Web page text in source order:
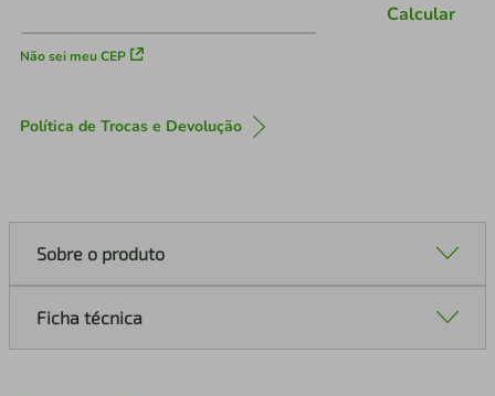
Não sei meu CEP
Calcular
Política de Trocas e Devolução
Sobre o produto
Ficha técnica